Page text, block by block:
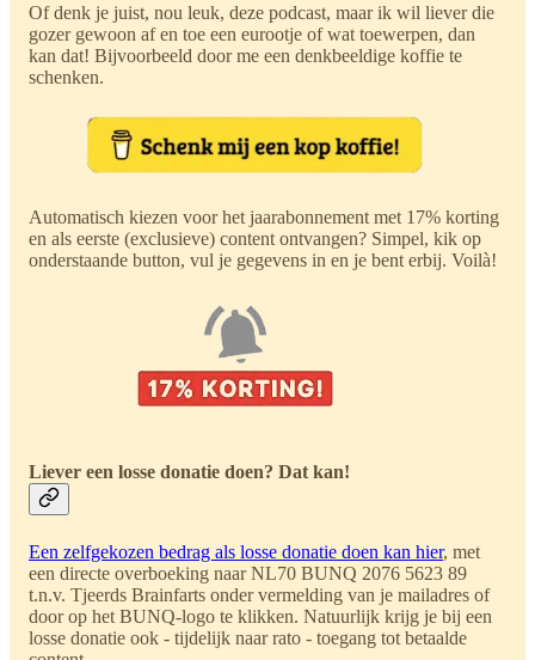
Of denk je juist, nou leuk, deze podcast, maar ik wil liever die
gozer gewoon af en toe een eurootje of wat toewerpen, dan
kan dat! Bijvoorbeeld door me een denkbeeldige koffie te
schenken.
Automatisch kiezen voor het jaarabonnement met 17% korting
en als eerste (exclusieve) content ontvangen? Simpel, kik op
onderstaande button, vul je gegevens in en je bent erbij. Voilà!
Liever een losse donatie doen? Dat kan!
Een zelfgekozen bedrag als losse donatie doen kan hier, met
een directe overboeking naar NL70 BUNQ 2076 5623 89
t.n.v. Tjeerds Brainfarts onder vermelding van je mailadres of
door op het BUNQ-logo te klikken. Natuurlijk krijg je bij een
losse donatie ook - tijdelijk naar rato - toegang tot betaalde